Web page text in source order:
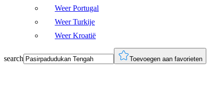
Weer Portugal
Weer Turkije
Weer Kroatië
search Toevoegen aan favorieten